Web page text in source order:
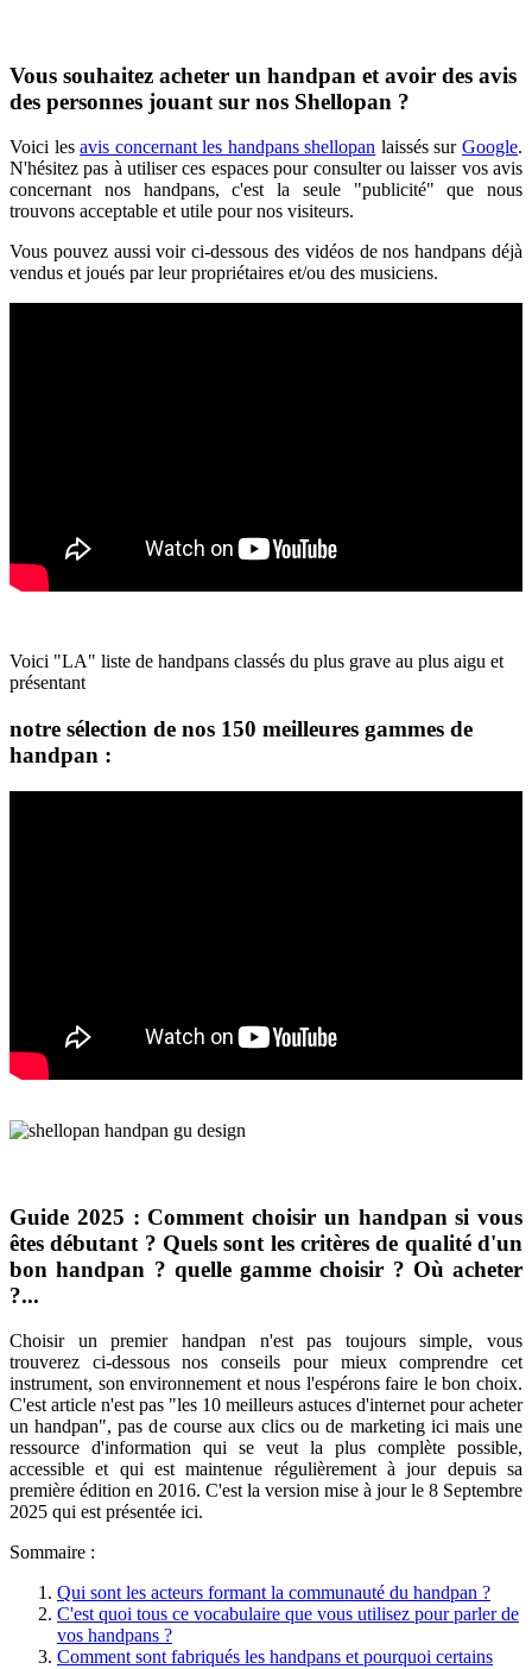
Vous souhaitez acheter un handpan et avoir des avis
des personnes jouant sur nos Shellopan ?
Voici lesavis concernant les handpans shellopan laissés surGoogle.
N'hésitez pas à utiliser ces espaces pour consulter ou laisser vos avis
concernant nos handpans, c'est la seule "publicité" que nous
trouvons acceptable et utile pour nos visiteurs.
Vous pouvez aussi voir ci-dessous des vidéos de nos handpans déjà
vendus et joués par leur propriétaires et/ou des musiciens.
Voici "LA" liste de handpans classés du plus grave au plus aigu et
présentant
notre sélection de nos 150 meilleures gammes de
handpan :
Guide 2025 : Comment choisir un handpan si vous
êtes débutant ? Quels sont les critères de qualité d'un
bon handpan ? quelle gamme choisir ? Où acheter
?...
Choisir un premier handpan n'est pas toujours simple, vous
trouverez ci-dessous nos conseils pour mieux comprendre cet
instrument, son environnement et nous l'espérons faire le bon choix.
C'est article n'est pas "les 10 meilleurs astuces d'internet pour acheter
un handpan", pas de course aux clics ou de marketing ici mais une
ressource d'information qui se veut la plus complète possible,
accessible et qui est maintenue régulièrement à jour depuis sa
première édition en 2016. C'est la version mise à jour le 8 Septembre
2025 qui est présentée ici.
Sommaire :
Qui sont les acteurs formant la communauté du handpan ?
C'est quoi tous ce vocabulaire que vous utilisez pour parler de
vos handpans ?
Comment sont fabriqués les handpans et pourquoi certains